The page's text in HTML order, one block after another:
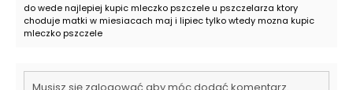
do wede najlepiej kupic mleczko pszczele u pszczelarza ktory
choduje matki w miesiacach maj i lipiec tylko wtedy mozna kupic
mleczko pszczele